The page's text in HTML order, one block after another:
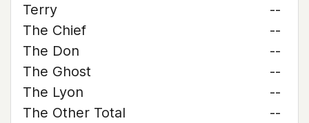
Terry
--
The Chief
--
The Don
--
The Ghost
--
The Lyon
--
The Other Total
--